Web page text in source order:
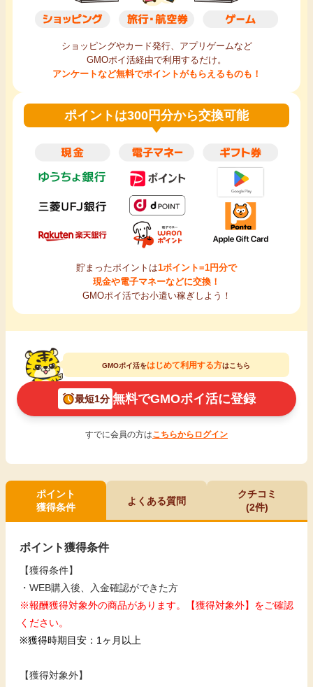
ショッピングやカード発行、アプリゲームなど
GMOポイ活経由で利用するだけ。
アンケートなど無料でポイントがもらえるものも！
ポイントは300円分から交換可能
貯まったポイントは1ポイント=1円分で
現金や電子マネーなどに交換！
GMOポイ活でお小遣い稼ぎしよう！
GMOポイ活をはじめて利用する方はこちら
最短1分 無料でGMOポイ活に登録
すでに会員の方はこちらからログイン
ポイント
獲得条件
よくある質問
クチコミ
(2件)
ポイント獲得条件
【獲得条件】
・WEB購入後、入金確認ができた方
※報酬獲得対象外の商品があります。【獲得対象外】をご確認
ください。
※獲得時期目安：1ヶ月以上
【獲得対象外】